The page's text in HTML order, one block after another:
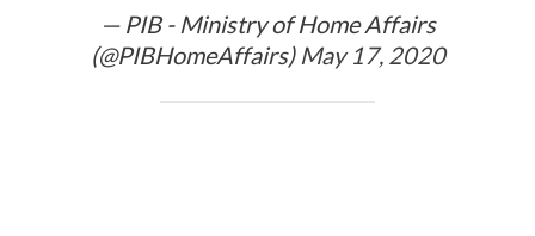
— PIB - Ministry of Home Affairs
(@PIBHomeAffairs) May 17, 2020